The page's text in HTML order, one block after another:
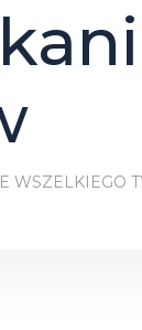
WSZELKIEGO